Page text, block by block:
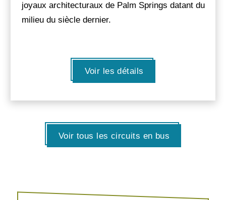
joyaux architecturaux de Palm Springs datant du
milieu du siècle dernier.
Voir les détails
Voir tous les circuits en bus